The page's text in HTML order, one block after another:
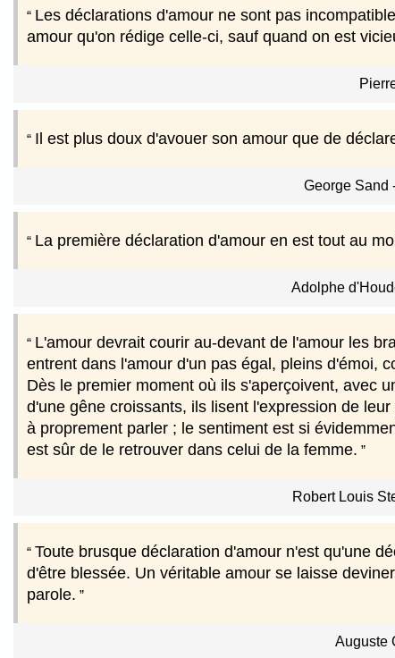
Les déclarations d'amour ne sont pas
amour qu'on rédige celle-ci, sauf quand on est
Il est plus doux d'avouer son amour que de
George Sand
La première déclaration d'amour en est tout au
Adolphe
L'amour devrait courir au-devant de l'amour les
entrent dans l'amour d'un pas égal, pleins d'émoi,
Dès le premier moment où ils s'aperçoivent, avec
d'une gêne croissants, ils lisent l'expression de
à proprement parler ; le sentiment est si
est sûr de le retrouver dans celui de la femme.
Robert Louis
Toute brusque déclaration d'amour n'est qu'une
d'être blessée. Un véritable amour se laisse
parole.
Auguste